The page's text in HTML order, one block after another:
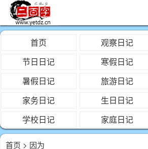
首页
观察日记
节日日记
寒假日记
暑假日记
旅游日记
家务日记
生日日记
学校日记
家庭日记
首页 > 因为